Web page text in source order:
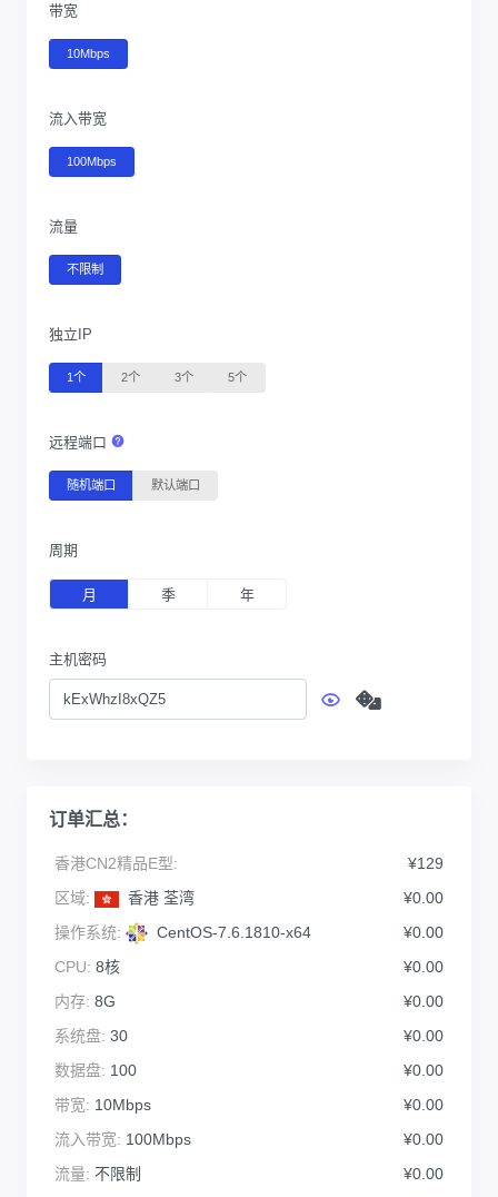
带宽
10Mbps
流入带宽
100Mbps
流量
不限制
独立IP
1个 2个 3个 5个
远程端口
随机端口 默认端口
周期
月 季 年
主机密码
订单汇总：
香港CN2精品E型:
¥129
区域:
香港 荃湾
¥0.00
操作系统:
CentOS-7.6.1810-x64
¥0.00
CPU: 8核
¥0.00
内存: 8G
¥0.00
系统盘: 30
¥0.00
数据盘: 100
¥0.00
带宽: 10Mbps
¥0.00
流入带宽: 100Mbps
¥0.00
流量: 不限制
¥0.00